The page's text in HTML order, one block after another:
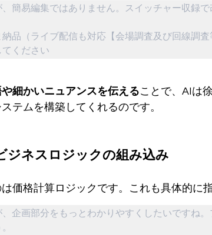
簡易編集ではありません。スイッチャー収録
品（ライブ配信も対応【会場調査及び回線調査
ください
細かいニュアンスを伝えることで、AIは
テムを構築してくれるのです。
ジネスロジックの組み込み
価格計算ロジックです。これも具体的に
企画部分をもっとわかりやすくしたいですね